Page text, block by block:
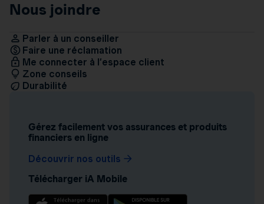
Nous joindre
Parler à un conseiller
Faire une réclamation
Me connecter à l’espace client
Zone conseils
Durabilité
Gérez facilement vos assurances et produits
financiers en ligne
Découvrir nos outils
Télécharger iA Mobile